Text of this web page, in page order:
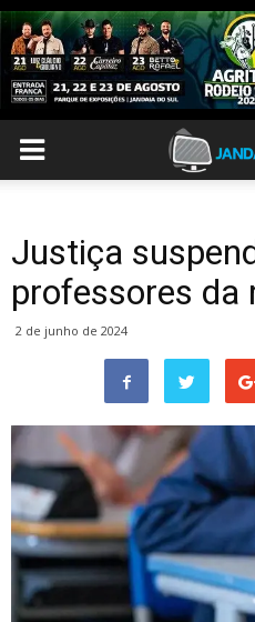
Justiça
professores da
2 de junho de 2024